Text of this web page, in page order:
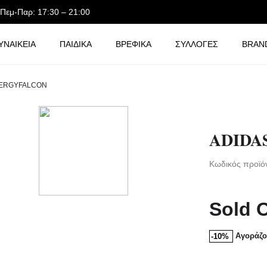
Παρ: 17:30 – 21:00
ΠΑΙΔΙΚΑ ΒΡΕΦΙΚΑ ΣΥΛΛΟΓΕΣ
Κωδικός
Sold
-10%